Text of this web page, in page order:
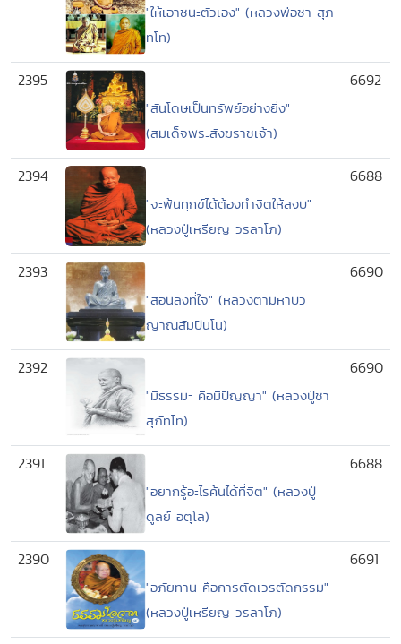
"ให้เอาชนะตัวเอง" (หลวงพ่อชา สุภ
ทโท)
2395
"สันโดษเป็นทรัพย์อย่างยิ่ง"
(สมเด็จพระสังฆราชเจ้า)
6692
2394
"จะพ้นทุกข์ได้ต้องทำจิตให้สงบ"
(หลวงปู่เหรียญ วรลาโภ)
6688
2393
"สอนลงที่ใจ" (หลวงตามหาบัว
ญาณสัมปันโน)
6690
2392
"มีธรรมะ คือมีปัญญา" (หลวงปู่ชา
สุภัทโท)
6690
2391
"อยากรู้อะไรค้นได้ที่จิต" (หลวงปู่
ดูลย์ อตุโล)
6688
2390
"อภัยทาน คือการตัดเวรตัดกรรม"
(หลวงปู่เหรียญ วรลาโภ)
6691